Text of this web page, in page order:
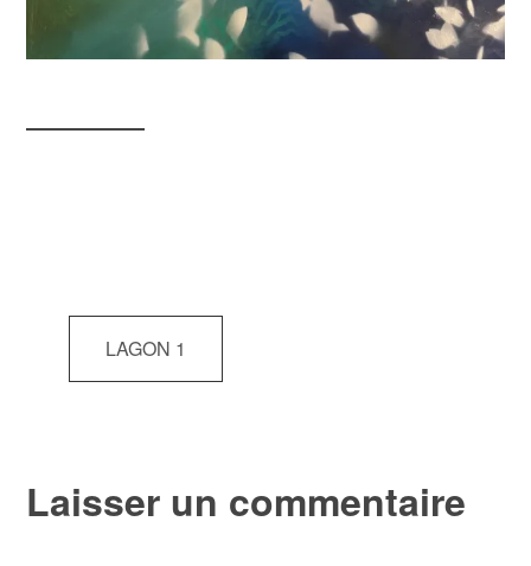
Navigation
l’article
LAGON 1
Laisser un commentaire